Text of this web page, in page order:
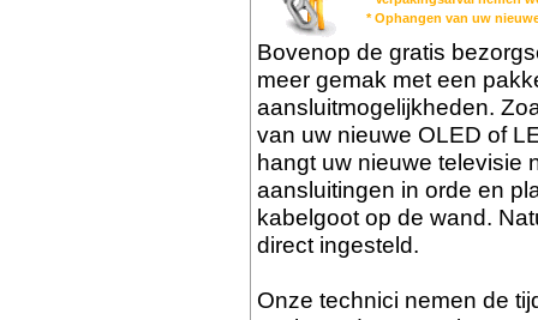
* Ophangen van uw
Bovenop de gratis
meer gemak met een
aansluitmogelijkheden.
van uw nieuwe OLED of
hangt uw nieuwe televisie
aansluitingen in orde en
kabelgoot op de wand.
direct ingesteld.
Onze technici nemen de